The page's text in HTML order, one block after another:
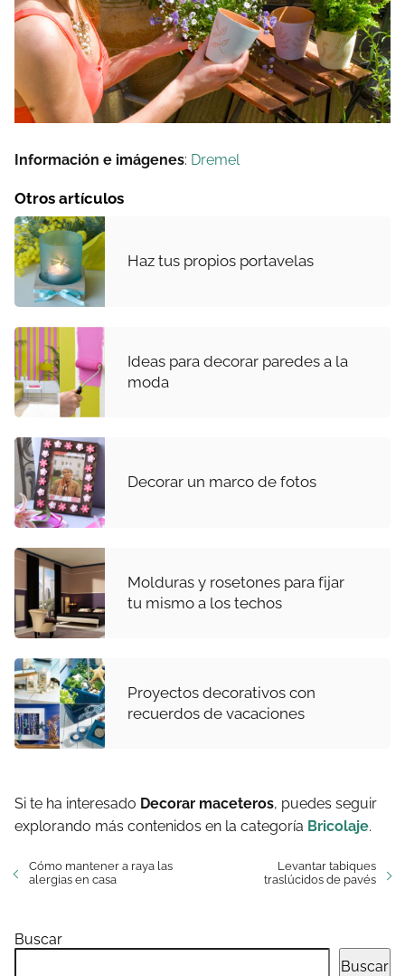
Información e imágenes: Dremel
Otros artículos
Haz tus propios portavelas
Ideas para decorar paredes a la
moda
Decorar un marco de fotos
Molduras y rosetones para fijar
tu mismo a los techos
Proyectos decorativos con
recuerdos de vacaciones
Si te ha interesado Decorar maceteros, puedes seguir
explorando más contenidos en la categoría Bricolaje.
Cómo mantener a raya las
alergias en casa
Levantar tabiques
traslúcidos de pavés
Buscar
Buscar